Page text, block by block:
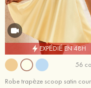
EXPÉDIÉ EN 48H
56